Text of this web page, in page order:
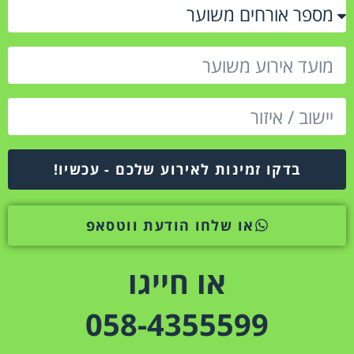
בדקו זמינות לאירוע שלכם - עכשיו!
או שלחו הודעת ווטסאפ
או חייגו
058-4355599